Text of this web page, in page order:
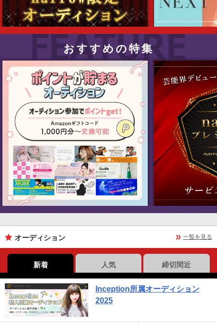
おすすめの特集
オーディション 一覧を見る
新着 人気 締切間近
Inception所属オーディション
2025